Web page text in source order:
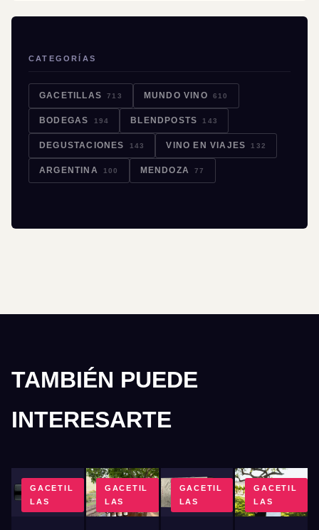
CATEGORÍAS
GACETILLAS 713 MUNDO VINO 610
BODEGAS 194 BLENDPOSTS 143
DEGUSTACIONES 143 VINO EN VIAJES 132
ARGENTINA 100 MENDOZA 77
TAMBIÉN PUEDE
INTERESARTE
GACETIL
LAS
GACETIL
LAS
GACETIL
LAS
GACETIL
LAS